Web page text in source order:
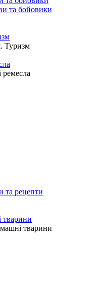
та бойовики
Туризм
ремесла
та рецепти
тварини
тварини